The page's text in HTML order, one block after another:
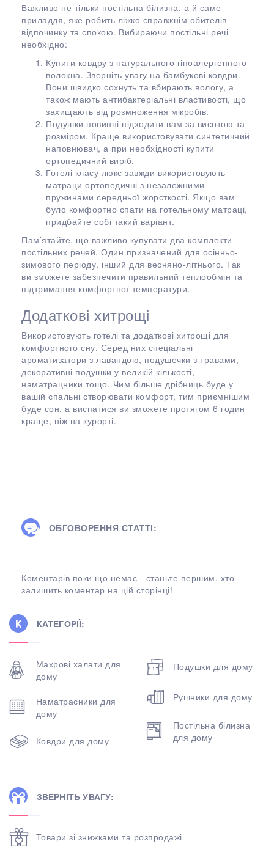
Важливо не тільки постільна білизна, а й саме
приладдя, яке робить ліжко справжнім обителів
відпочинку та спокою. Вибираючи постільні речі
необхідно:
Купити ковдру з натурального гіпоалергенного
волокна. Зверніть увагу на бамбукові ковдри.
Вони швидко сохнуть та вбирають вологу, а
також мають антибактеріальні властивості, що
захищають від розмноження мікробів.
Подушки повинні підходити вам за висотою та
розміром. Краще використовувати синтетичний
наповнювач, а при необхідності купити
ортопедичний виріб.
Готелі класу люкс завжди використовують
матраци ортопедичні з незалежними
пружинами середньої жорсткості. Якщо вам
було комфортно спати на готельному матраці,
придбайте собі такий варіант.
Пам’ятайте, що важливо купувати два комплекти
постільних речей. Один призначений для осінньо-
зимового періоду, інший для весняно-літнього. Так
ви зможете забезпечити правильний теплообмін та
підтримання комфортної температури.
Додаткові хитрощі
Використовують готелі та додаткові хитрощі для
комфортного сну. Серед них спеціальні
ароматизатори з лавандою, подушечки з травами,
декоративні подушки у великій кількості,
наматрацники тощо. Чим більше дрібниць буде у
вашій спальні створювати комфорт, тим приємнішим
буде сон, а виспатися ви зможете протягом 6 годин
краще, ніж на курорті.
ОБГОВОРЕННЯ СТАТТІ:
Коментарів поки що немає - станьте першим, хто
залишить коментар на цій сторінці!
КАТЕГОРІЇ:
Махрові халати для
дому
Наматрасники для
дому
Ковдри для дому
Подушки для дому
Рушники для дому
Постільна білизна
для дому
ЗВЕРНІТЬ УВАГУ:
Товари зі знижками та розпродажі